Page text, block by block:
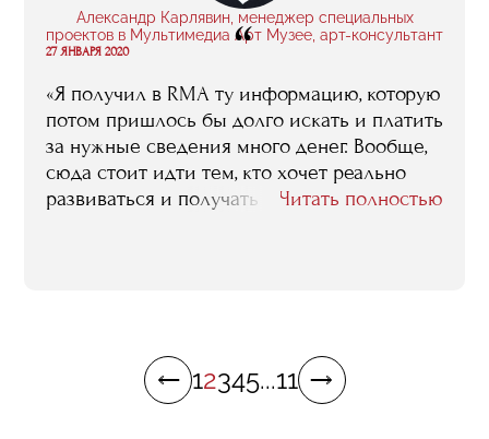
Александр Карлявин, менеджер специальных
проектов в Мультимедиа Арт Музее, арт-консультант
“
27 ЯНВАРЯ 2020
«Я получил в RMA ту информацию, которую
потом пришлось бы долго искать и платить
за нужные сведения много денег. Вообще,
сюда стоит идти тем, кто хочет реально
развиваться и получать практические
получить все, главное понимать, что тебе
Читать полностью
12345...11